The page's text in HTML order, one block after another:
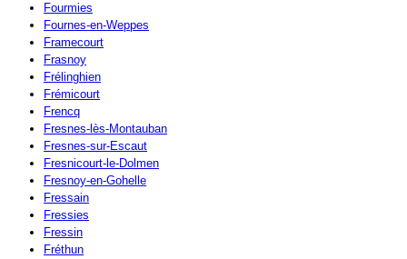
Fourmies
Fournes-en-Weppes
Framecourt
Frasnoy
Frélinghien
Frémicourt
Frencq
Fresnes-lès-Montauban
Fresnes-sur-Escaut
Fresnicourt-le-Dolmen
Fresnoy-en-Gohelle
Fressain
Fressies
Fressin
Fréthun